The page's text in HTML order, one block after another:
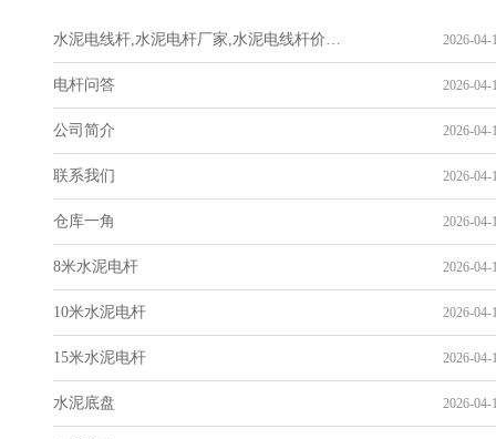
水泥电线杆,水泥电杆厂家,水泥电线杆价格-山东华辉电力科技有限公司 2026-04-
电杆问答 2026-04-
公司简介 2026-04-
联系我们 2026-04-
仓库一角 2026-04-
8米水泥电杆 2026-04-
10米水泥电杆 2026-04-
15米水泥电杆 2026-04-
水泥底盘 2026-04-